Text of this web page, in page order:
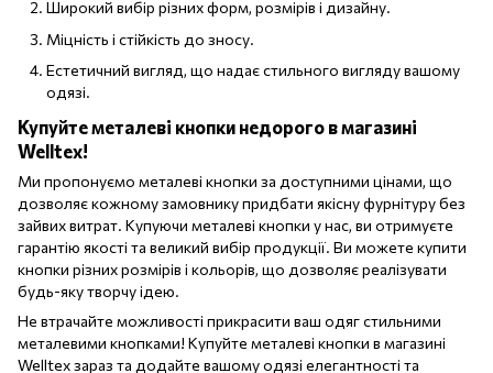
Широкий вибір різних форм, розмірів і дизайну.
Міцність і стійкість до зносу.
Естетичний вигляд, що надає стильного вигляду вашому
одязі.
Купуйте металеві кнопки недорого в магазині
Welltex!
Ми пропонуємо металеві кнопки за доступними цінами, що
дозволяє кожному замовнику придбати якісну фурнітуру без
зайвих витрат. Купуючи металеві кнопки у нас, ви отримуєте
гарантію якості та великий вибір продукції. Ви можете купити
кнопки різних розмірів і кольорів, що дозволяє реалізувати
будь-яку творчу ідею.
Не втрачайте можливості прикрасити ваш одяг стильними
металевими кнопками! Купуйте металеві кнопки в магазині
Welltex зараз та додайте вашому одязі елегантності та